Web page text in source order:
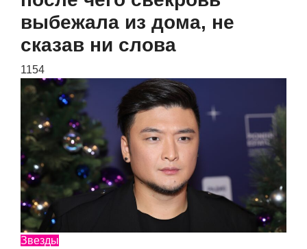
выбежала из дома, не
сказав ни слова
1154
Звезды